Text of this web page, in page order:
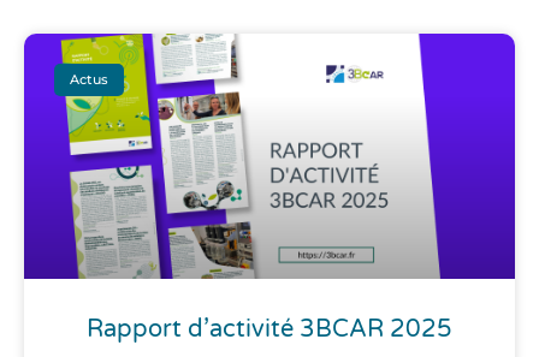
Actus
Rapport d’activité 3BCAR 2025